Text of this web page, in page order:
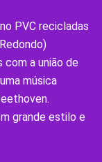
PVC recicladas
com a união de
música
grande estilo e